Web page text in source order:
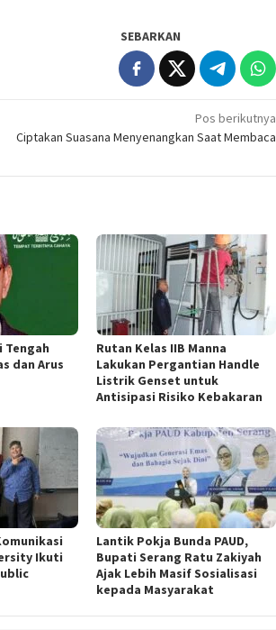
SEBARKAN
Pos berikutnya
Ciptakan Suasana Menyenangkan Saat Membaca
Tengah
dan Arus
Rutan Kelas IIB Manna
Lakukan Pergantian Handle
Listrik Genset untuk
Antisipasi Risiko Kebakaran
Ikuti
Lantik Pokja Bunda PAUD,
Bupati Serang Ratu Zakiyah
Ajak Lebih Masif Sosialisasi
kepada Masyarakat